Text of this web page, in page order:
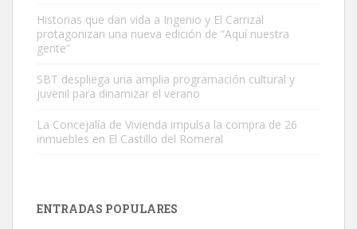
Este gato macho ha aparecido en la calle hace menos de un mes,
es muy manso y extremadamente cari...
Leales.org » Gran Canaria
Historias que dan vida a Ingenio y El Carrizal
protagonizan una nueva edición de “Aquí nuestra
gente”
SBT despliega una amplia programación cultural y
juvenil para dinamizar el verano
La Concejalía de Vivienda impulsa la compra de 26
inmuebles en El Castillo del Romeral
ENTRADAS POPULARES